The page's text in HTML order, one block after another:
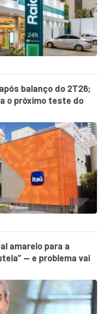
balanço do 2T26;
o próximo teste do
amarelo para a
— e problema vai